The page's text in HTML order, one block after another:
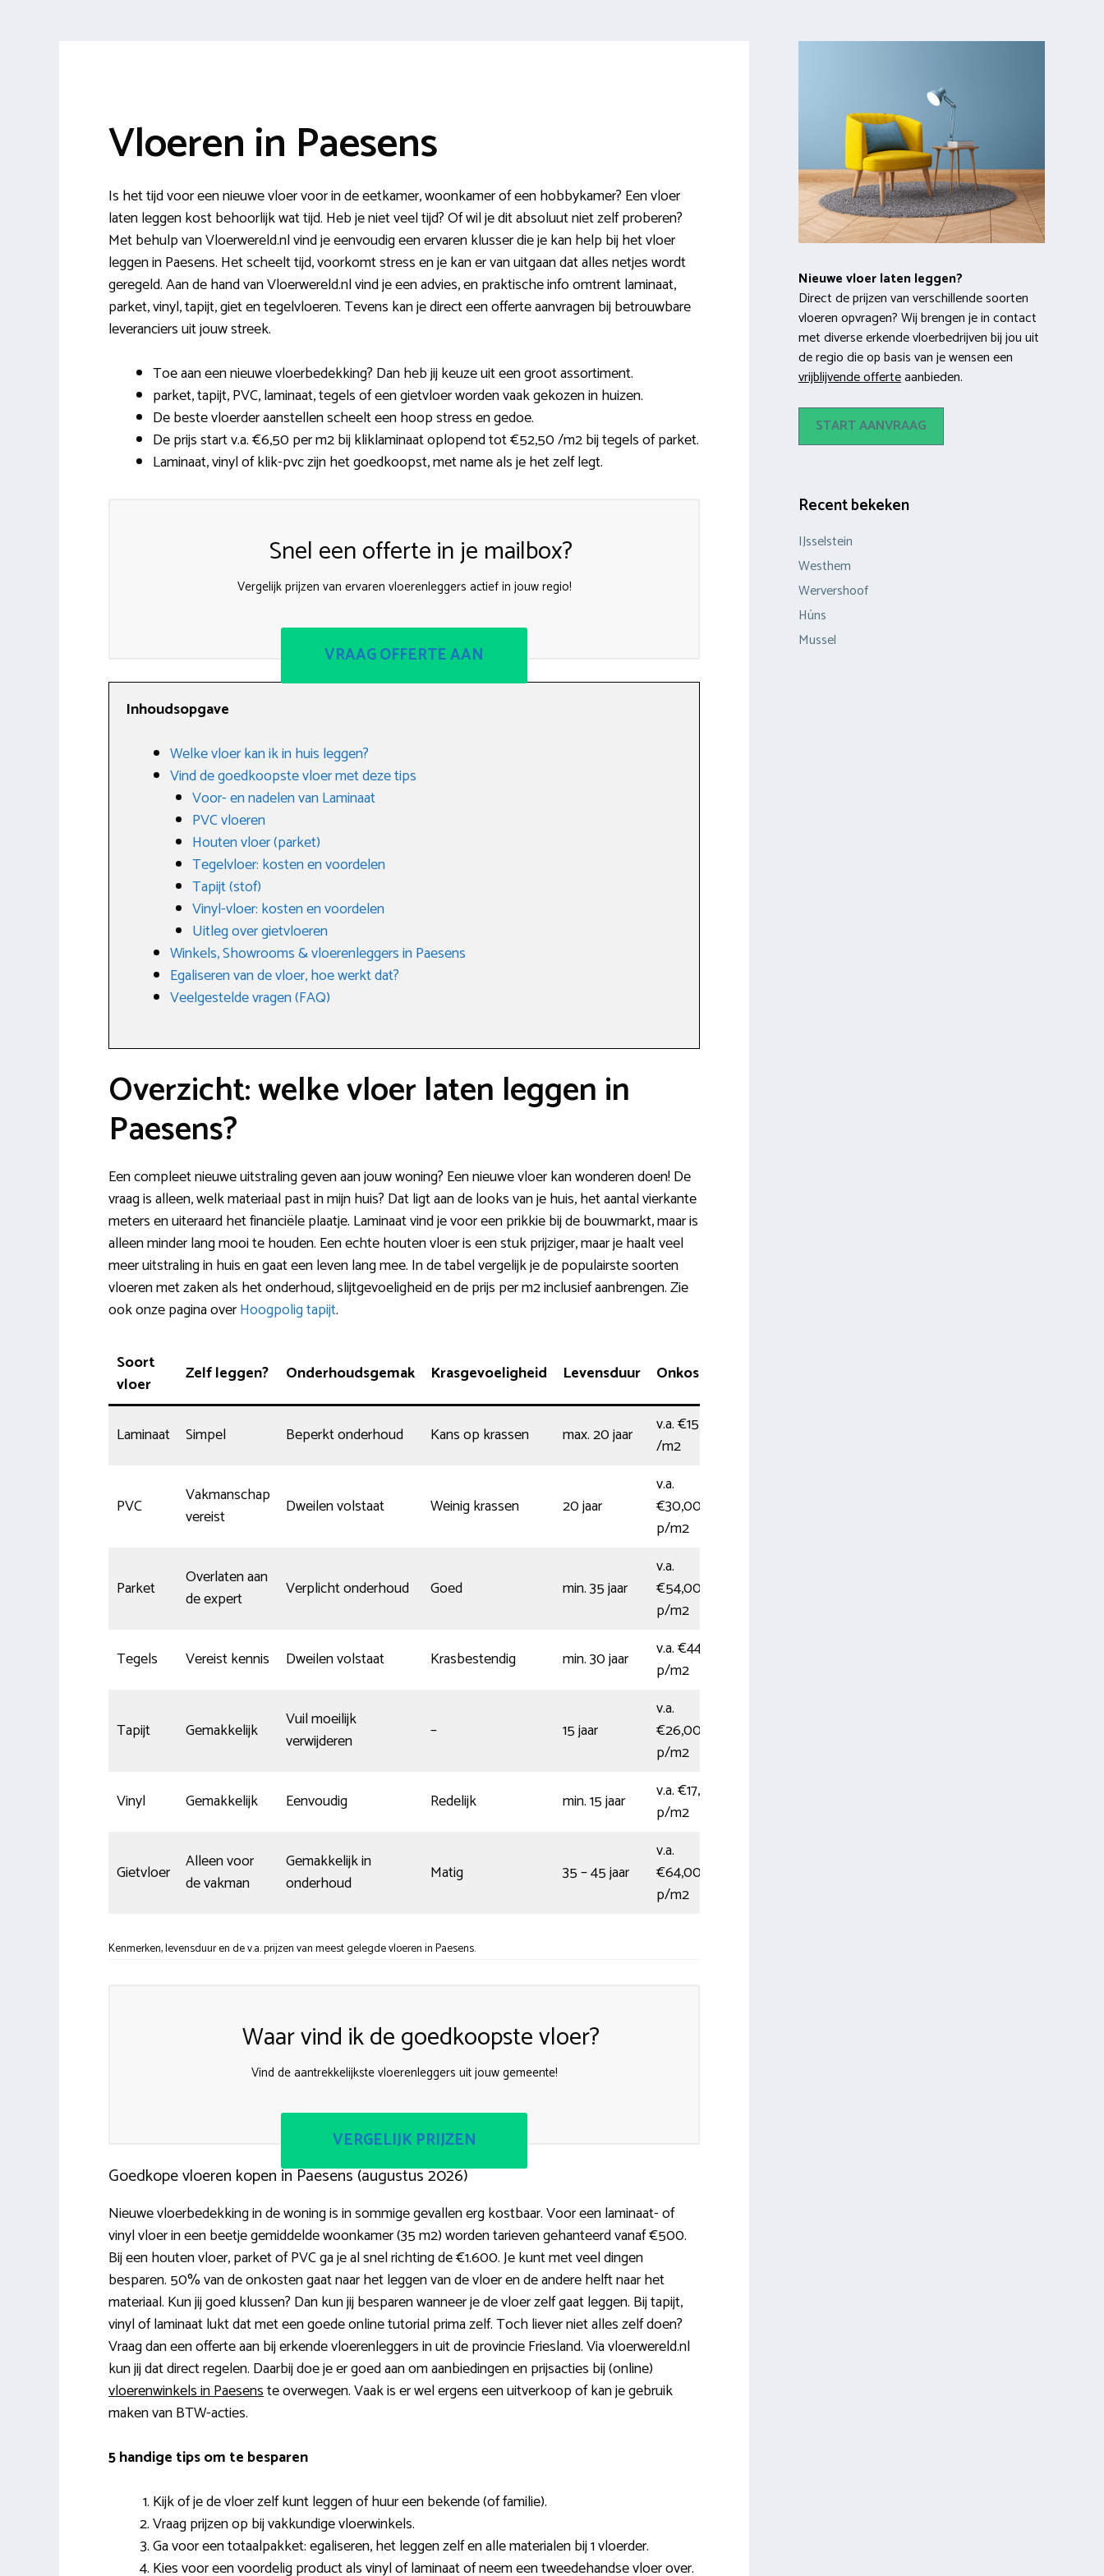
Vloeren in Paesens
Is het tijd voor een nieuwe vloer voor in de eetkamer, woonkamer of een hobbykamer? Een vloer
laten leggen kost behoorlijk wat tijd. Heb je niet veel tijd? Of wil je dit absoluut niet zelf proberen?
Met behulp van Vloerwereld.nl vind je eenvoudig een ervaren klusser die je kan help bij het vloer
leggen in Paesens. Het scheelt tijd, voorkomt stress en je kan er van uitgaan dat alles netjes wordt
geregeld. Aan de hand van Vloerwereld.nl vind je een advies, en praktische info omtrent laminaat,
parket, vinyl, tapijt, giet en tegelvloeren. Tevens kan je direct een offerte aanvragen bij betrouwbare
leveranciers uit jouw streek.
Toe aan een nieuwe vloerbedekking? Dan heb jij keuze uit een groot assortiment.
parket, tapijt, PVC, laminaat, tegels of een gietvloer worden vaak gekozen in huizen.
De beste vloerder aanstellen scheelt een hoop stress en gedoe.
De prijs start v.a. €6,50 per m2 bij kliklaminaat oplopend tot €52,50 /m2 bij tegels of parket.
Laminaat, vinyl of klik-pvc zijn het goedkoopst, met name als je het zelf legt.
Snel een offerte in je mailbox?
Vergelijk prijzen van ervaren vloerenleggers actief in jouw regio!
VRAAG OFFERTE AAN
Inhoudsopgave
Welke vloer kan ik in huis leggen?
Vind de goedkoopste vloer met deze tips
Voor- en nadelen van Laminaat
PVC vloeren
Houten vloer (parket)
Tegelvloer: kosten en voordelen
Tapijt (stof)
Vinyl-vloer: kosten en voordelen
Uitleg over gietvloeren
Winkels, Showrooms & vloerenleggers in Paesens
Egaliseren van de vloer, hoe werkt dat?
Veelgestelde vragen (FAQ)
Overzicht: welke vloer laten leggen in
Paesens?
Een compleet nieuwe uitstraling geven aan jouw woning? Een nieuwe vloer kan wonderen doen! De
vraag is alleen, welk materiaal past in mijn huis? Dat ligt aan de looks van je huis, het aantal vierkante
meters en uiteraard het financiële plaatje. Laminaat vind je voor een prikkie bij de bouwmarkt, maar is
alleen minder lang mooi te houden. Een echte houten vloer is een stuk prijziger, maar je haalt veel
meer uitstraling in huis en gaat een leven lang mee. In de tabel vergelijk je de populairste soorten
vloeren met zaken als het onderhoud, slijtgevoeligheid en de prijs per m2 inclusief aanbrengen. Zie
ook onze pagina overHoogpolig tapijt.
Soort
vloer
Zelf leggen? Onderhoudsgemak Krasgevoeligheid Levensduur Onkosten
Laminaat Simpel Beperkt onderhoud Kans op krassen max. 20 jaar
v.a. €15,00
/m2
PVC
Vakmanschap
vereist
Dweilen volstaat Weinig krassen 20 jaar
v.a.
€30,00
p/m2
Parket
Overlaten aan
de expert
Verplicht onderhoud Goed min. 35 jaar
v.a.
€54,00
p/m2
Tegels
Vereist kennis Dweilen volstaat Krasbestendig min. 30 jaar
v.a. €44,00
p/m2
Tapijt Gemakkelijk
Vuil moeilijk
verwijderen
– 15 jaar
v.a.
€26,00
p/m2
Vinyl
Gemakkelijk Eenvoudig Redelijk min. 15 jaar
v.a. €17,50
p/m2
Gietvloer
Alleen voor
de vakman
Gemakkelijk in
onderhoud
Matig 35 – 45 jaar
v.a.
€64,00
p/m2
Kenmerken, levensduur en de v.a. prijzen van meest gelegde vloeren in Paesens.
Waar vind ik de goedkoopste vloer?
Vind de aantrekkelijkste vloerenleggers uit jouw gemeente!
VERGELIJK PRIJZEN
Goedkope vloeren kopen in Paesens (augustus 2026)
Nieuwe vloerbedekking in de woning is in sommige gevallen erg kostbaar. Voor een laminaat- of
vinyl vloer in een beetje gemiddelde woonkamer (35 m2) worden tarieven gehanteerd vanaf €500.
Bij een houten vloer, parket of PVC ga je al snel richting de €1.600. Je kunt met veel dingen
besparen. 50% van de onkosten gaat naar het leggen van de vloer en de andere helft naar het
materiaal. Kun jij goed klussen? Dan kun jij besparen wanneer je de vloer zelf gaat leggen. Bij tapijt,
vinyl of laminaat lukt dat met een goede online tutorial prima zelf. Toch liever niet alles zelf doen?
Vraag dan een offerte aan bij erkende vloerenleggers in uit de provincie Friesland. Via vloerwereld.nl
kun jij dat direct regelen. Daarbij doe je er goed aan om aanbiedingen en prijsacties bij (online)
vloerenwinkels in Paesenste overwegen. Vaak is er wel ergens een uitverkoop of kan je gebruik
maken van BTW-acties.
5 handige tips om te besparen
Kijk of je de vloer zelf kunt leggen of huur een bekende (of familie).
Vraag prijzen op bij vakkundige vloerwinkels.
Ga voor een totaalpakket: egaliseren, het leggen zelf en alle materialen bij 1 vloerder.
Kies voor een voordelig product als vinyl of laminaat of neem een tweedehandse vloer over.
Nieuwe vloer laten leggen?
Direct de prijzen van verschillende soorten
vloeren opvragen? Wij brengen je in contact
met diverse erkende vloerbedrijven bij jou uit
de regio die op basis van je wensen een
vrijblijvende offerteaanbieden.
START AANVRAAG
Recent bekeken
IJsselstein
Westhem
Wervershoof
Húns
Mussel